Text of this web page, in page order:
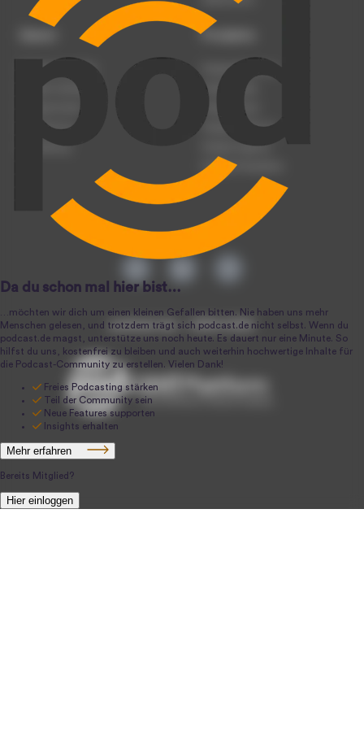
Podcast anmelden
Podcast hochladen
Podcast-Events
Registrierung
Anmeldung
Produkte
Podcast-Beratung
Podcast-Jobs
Podcast-Push
Podcast-Werbung
Podcast-Agentur
Podcast-Produktion
podcast.de ~ 2004-2026